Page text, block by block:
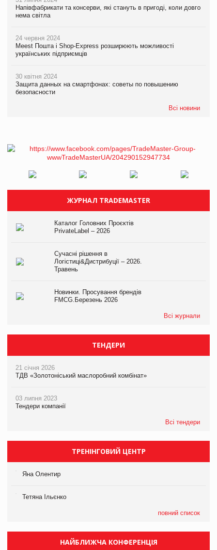
Напівфабрикати та консерви, які стануть в пригоді, коли довго
нема світла
24 червня 2024
Meest Пошта і Shop-Express розширюють можливості
українських підприємців
30 квітня 2024
Защита данных на смартфонах: советы по повышению
безопасности
Всі новини
ЖУРНАЛ TRADEMASTER
Каталог Головних Проєктів
PrivateLabel – 2026
Сучасні рішення в
Логістиці&Дистрибуції – 2026.
Травень
Новинки. Просування брендів
FMCG.Березень 2026
Всі журнали
ТЕНДЕРИ
21 січня 2026
ТДВ «Золотоніський маслоробний комбінат»
03 липня 2023
Тендери компанії
Всі тендери
ТРЕНІНГОВИЙ ЦЕНТР
Яна Олентир
Тетяна Ільєнко
повний список
НАЙБЛИЖЧА КОНФЕРЕНЦІЯ